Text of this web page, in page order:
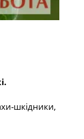
шкідники,